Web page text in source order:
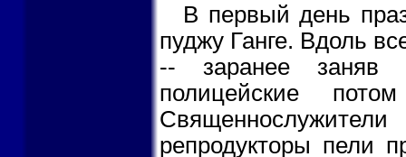
В первый день
пуджу Ганге. Вдоль
-- заранее заняв
полицейские
репродукторы пели